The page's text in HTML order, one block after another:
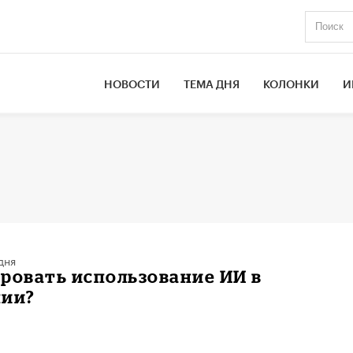
НОВОСТИ ТЕМА ДНЯ КОЛОНКИ
использование ИИ в